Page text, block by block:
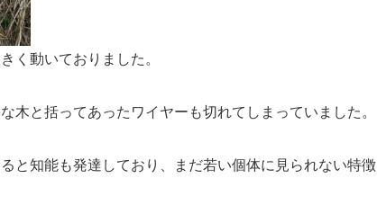
く動いておりました。
木と括ってあったワイヤーも切れてしまっていました。
と知能も発達しており、まだ若い個体に見られない特徴